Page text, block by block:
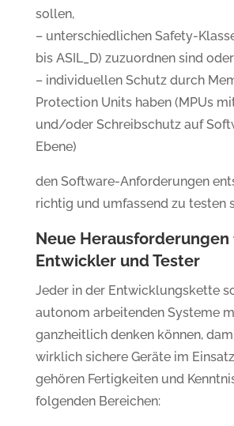
sollen,
– unterschiedlichen Safety-
bis ASIL_D) zuzuordnen sind oder
– individuellen Schutz durch
Protection Units haben (MPUs
und/oder Schreibschutz auf
Ebene)
den Software-Anforderungen
richtig und umfassend zu testen
Neue Herausforderungen
Entwickler und Tester
Jeder in der Entwicklungskette
autonom arbeitenden Systeme
ganzheitlich denken können,
wirklich sichere Geräte im
gehören Fertigkeiten und
folgenden Bereichen: